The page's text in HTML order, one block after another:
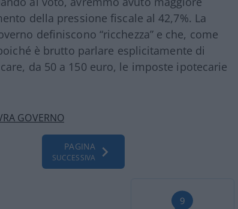
della pressione fiscale al 42,7%. La
definiscono “ricchezza” e che, come
è brutto parlare esplicitamente di
da 50 a 150 euro, le imposte ipotecarie
GOVERNO
PAGINA
SUCCESSIVA
9